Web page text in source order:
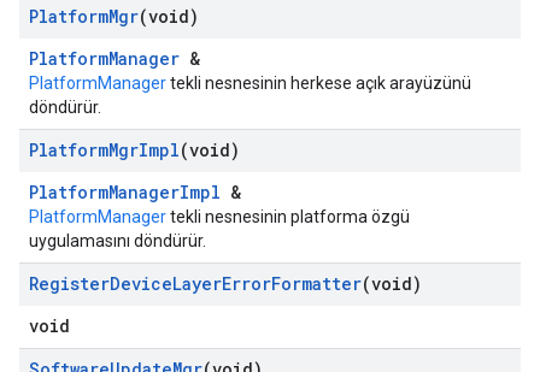
PlatformMgr(void)
PlatformManager &
PlatformManagertekli nesnesinin herkese açık arayüzünü
döndürür.
PlatformMgrImpl(void)
PlatformManagerImpl &
PlatformManagertekli nesnesinin platforma özgü
uygulamasını döndürür.
RegisterDeviceLayerErrorFormatter(void)
void